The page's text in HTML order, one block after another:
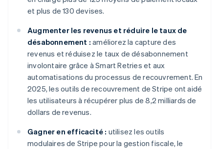
et plus de 130 devises.
Augmenter les revenus et réduire le taux de
désabonnement : améliorez la capture des
revenus et réduisez le taux de désabonnement
involontaire grâce à Smart Retries et aux
automatisations du processus de recouvrement. En
2025, les outils de recouvrement de Stripe ont aidé
les utilisateurs à récupérer plus de 8,2 milliards de
dollars de revenus.
Gagner en efficacité : utilisez les outils
modulaires de Stripe pour la gestion fiscale, le